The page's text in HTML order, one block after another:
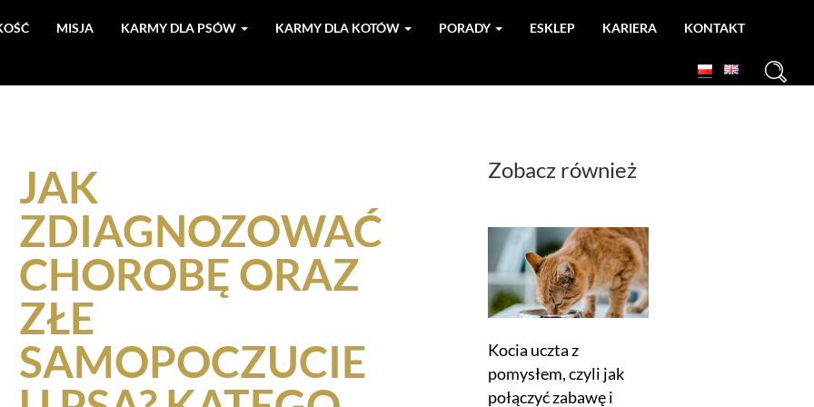
MISJA KARMY DLA PSÓW KARMY DLA KOTÓW PORADY ESKLEP KARIERA KONTAKT
JAK
ZDIAGNOZOWAĆ
CHOROBĘ ORAZ
ZŁE
SAMOPOCZUCIE
Zobacz również
Kocia uczta z
pomysłem, czyli jak
połączyć zabawę i